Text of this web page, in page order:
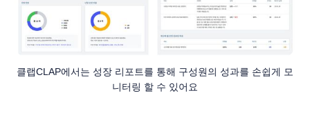
클랩CLAP에서는 성장 리포트를 통해 구성원의 성과를 손쉽게 모
니터링 할 수 있어요